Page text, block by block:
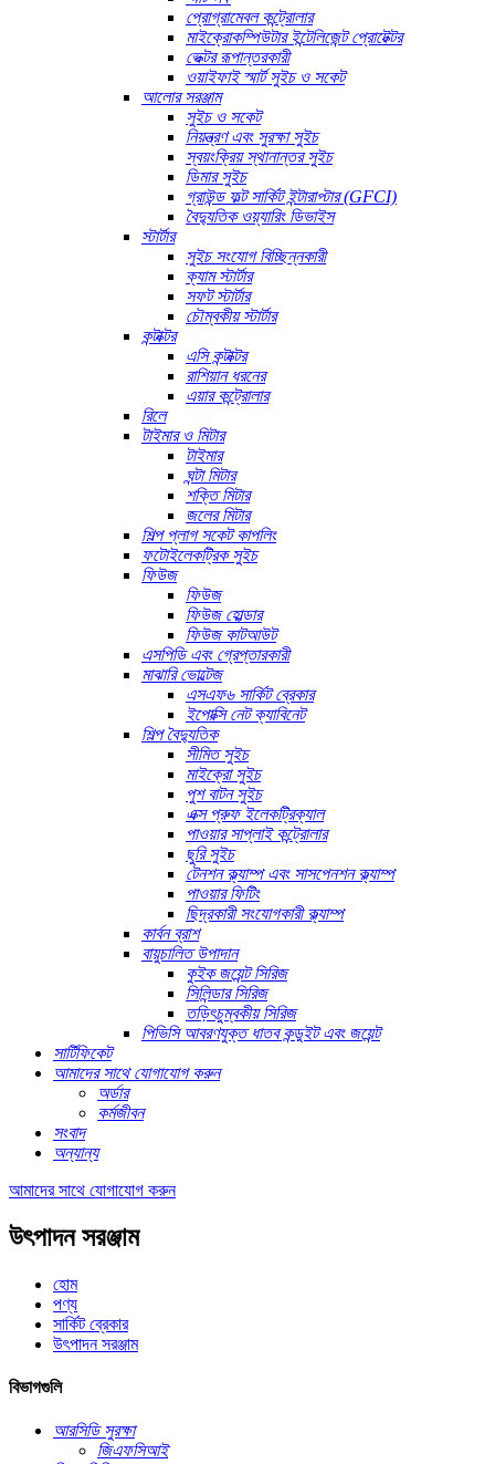
প্রোগ্রামেবল কন্ট্রোলার
মাইক্রোকম্পিউটার ইন্টেলিজেন্ট প্রোটেক্টর
ভেক্টর রূপান্তরকারী
ওয়াইফাই স্মার্ট সুইচ ও সকেট
আলোর সরঞ্জাম
সুইচ ও সকেট
নিয়ন্ত্রণ এবং সুরক্ষা সুইচ
স্বয়ংক্রিয় স্থানান্তর সুইচ
ডিমার সুইচ
গ্রাউন্ড ফল্ট সার্কিট ইন্টারাপ্টার (GFCI)
বৈদ্যুতিক ওয়্যারিং ডিভাইস
স্টার্টার
সুইচ সংযোগ বিচ্ছিন্নকারী
ক্যাম স্টার্টার
সফট স্টার্টার
চৌম্বকীয় স্টার্টার
কন্টাক্টর
এসি কন্টাক্টর
রাশিয়ান ধরনের
এয়ার কন্ট্রোলার
রিলে
টাইমার ও মিটার
টাইমার
ঘন্টা মিটার
শক্তি মিটার
জলের মিটার
শিল্প প্লাগ সকেট কাপলিং
ফটোইলেকট্রিক সুইচ
ফিউজ
ফিউজ
ফিউজ হোল্ডার
ফিউজ কাটআউট
এসপিডি এবং গ্রেপ্তারকারী
মাঝারি ভোল্টেজ
এসএফ৬ সার্কিট ব্রেকার
ইপোক্সি নেট ক্যাবিনেট
শিল্প বৈদ্যুতিক
সীমিত সুইচ
মাইক্রো সুইচ
পুশ বাটন সুইচ
এক্স প্রুফ ইলেকট্রিক্যাল
পাওয়ার সাপ্লাই কন্ট্রোলার
ছুরি সুইচ
টেনশন ক্ল্যাম্প এবং সাসপেনশন ক্ল্যাম্প
পাওয়ার ফিটিং
ছিদ্রকারী সংযোগকারী ক্ল্যাম্প
কার্বন ব্রাশ
বায়ুচালিত উপাদান
কুইক জয়েন্ট সিরিজ
সিলিন্ডার সিরিজ
তড়িৎচুম্বকীয় সিরিজ
পিভিসি আবরণযুক্ত ধাতব কন্ডুইট এবং জয়েন্ট
সার্টিফিকেট
আমাদের সাথে যোগাযোগ করুন
অর্ডার
কর্মজীবন
সংবাদ
অন্যান্য
আমাদের সাথে যোগাযোগ করুন
উৎপাদন সরঞ্জাম
হোম
পণ্য
সার্কিট ব্রেকার
উৎপাদন সরঞ্জাম
বিভাগগুলি
আরসিডি সুরক্ষা
জিএফসিআই